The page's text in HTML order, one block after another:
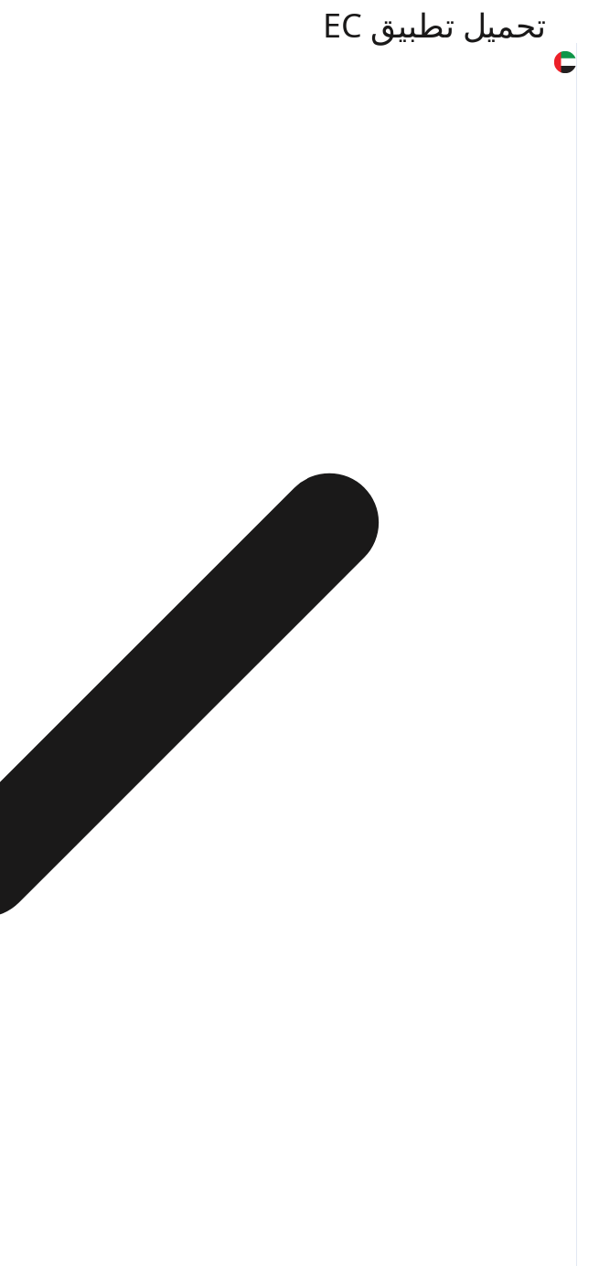
تحميل تطبيق EC